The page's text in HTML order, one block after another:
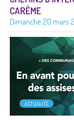
CARÊME
Dimanche 20 mars
ACTUALITÉ